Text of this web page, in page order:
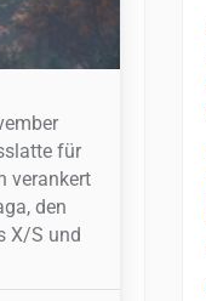
für
verankert
den
X/S und